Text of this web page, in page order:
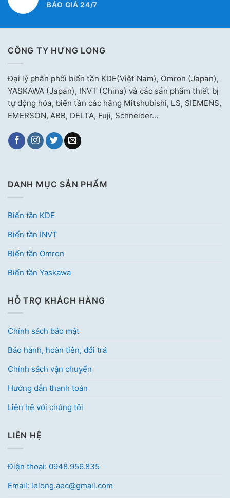
BÁO GIÁ 24/7
CÔNG TY HƯNG LONG
Đại lý phân phối biến tần KDE(Việt Nam), Omron (Japan),
YASKAWA (Japan), INVT (China) và các sản phẩm thiết bị
tự động hóa, biến tần các hãng Mitshubishi, LS, SIEMENS,
EMERSON, ABB, DELTA, Fuji, Schneider…
DANH MỤC SẢN PHẨM
Biến tần KDE
Biến tần INVT
Biến tần Omron
Biến tần Yaskawa
HỖ TRỢ KHÁCH HÀNG
Chính sách bảo mật
Bảo hành, hoàn tiền, đổi trả
Chính sách vận chuyển
Hướng dẫn thanh toán
Liên hệ với chúng tôi
LIÊN HỆ
Điện thoại: 0948.956.835
Email: lelong.aec@gmail.com